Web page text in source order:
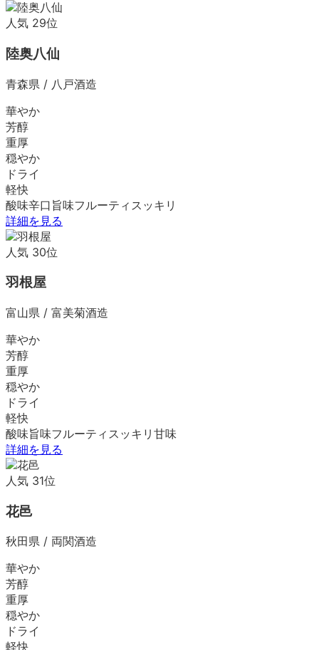
人気 29位
陸奥八仙
青森県 / 八戸酒造
華やか
芳醇
重厚
穏やか
ドライ
軽快
酸味辛口 旨味フルーティ スッキリ
詳細を見る
人気 30位
羽根屋
富山県 / 富美菊酒造
華やか
芳醇
重厚
穏やか
ドライ
軽快
酸味旨味フルーティ スッキリ 甘味
詳細を見る
人気 31位
花邑
秋田県 / 両関酒造
華やか
芳醇
重厚
穏やか
ドライ
軽快